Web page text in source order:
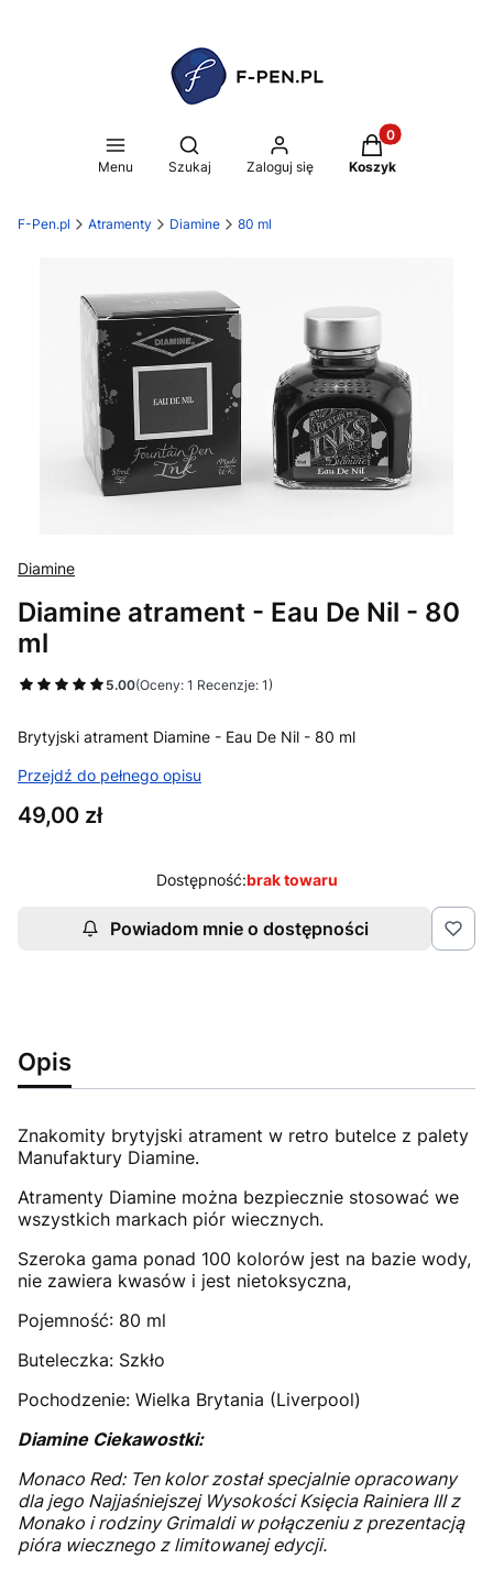
Menu
Otwórz wyszukiwarkę
Szukaj Zaloguj się
Produkty w
Koszyk
F-Pen.pl Atramenty Diamine 80 ml
Diamine
Diamine atrament - Eau De Nil - 80
ml
5.00(Oceny: 1 Recenzje: 1)
Brytyjski atrament Diamine - Eau De Nil - 80 ml
Przejdź do pełnego opisu
Cena
49,00 zł
Dostępność:brak towaru
Powiadom mnie o dostępności
Opis
Znakomity brytyjski atrament w retro butelce z palety
Manufaktury Diamine.
Atramenty Diamine można bezpiecznie stosować we
wszystkich markach piór wiecznych.
Szeroka gama ponad 100 kolorów jest na bazie wody,
nie zawiera kwasów i jest nietoksyczna,
Pojemność: 80 ml
Buteleczka: Szkło
Pochodzenie: Wielka Brytania (Liverpool)
Diamine Ciekawostki:
Monaco Red: Ten kolor został specjalnie opracowany
dla jego Najjaśniejszej Wysokości Księcia Rainiera III z
Monako i rodziny Grimaldi w połączeniu z prezentacją
pióra wiecznego z limitowanej edycji.